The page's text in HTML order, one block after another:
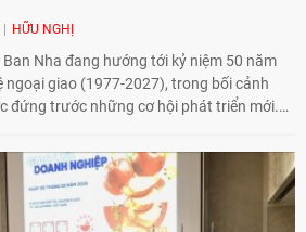
HỮU NGHỊ
Ban Nha đang hướng tới kỷ niệm 50 năm
ngoại giao (1977-2027), trong bối cảnh
đứng trước những cơ hội phát triển mới.
quan trọng trong việc củng cố nền tảng
hiểu biết, tin cậy và gắn bó giữa nhân